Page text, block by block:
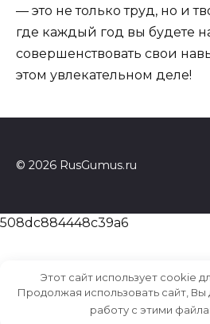
— это не только труд, но и
где каждый год вы будете
совершенствовать свои
этом увлекательном деле!
© 2026 RusGumus.ru
508dc884448c39a6
Этот сайт использует cookie
Продолжая использовать сайт, Вы
работу с этими